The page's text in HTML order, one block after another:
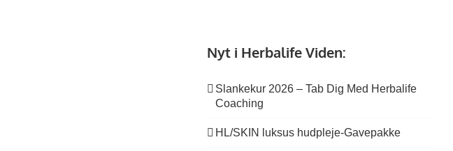
Nyt i Herbalife Viden:
Slankekur 2026 – Tab Dig Med Herbalife
Coaching
HL/SKIN luksus hudpleje-Gavepakke